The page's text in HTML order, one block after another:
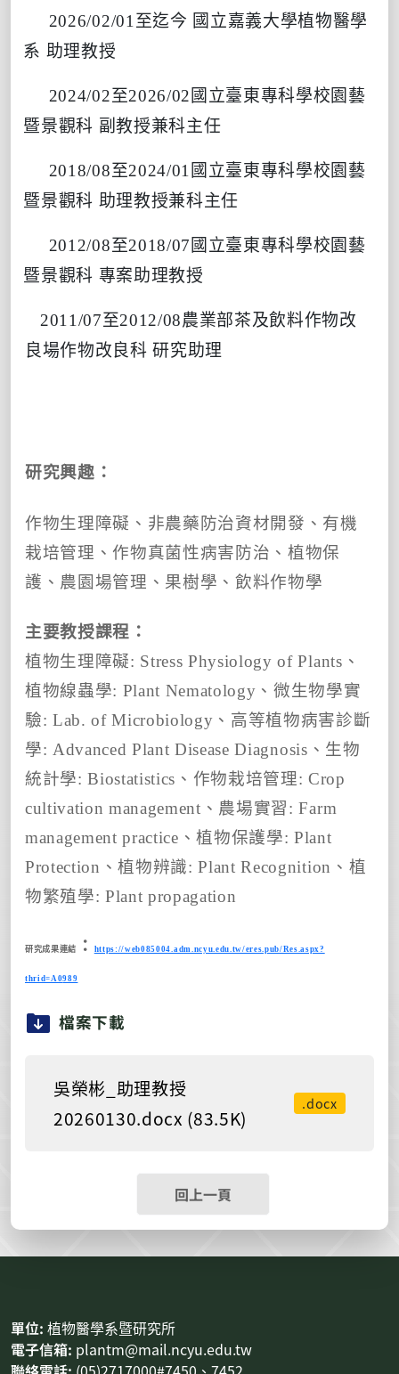
2026/02/01至迄今 國立嘉義大學植物醫學
系 助理教授
2024/02至2026/02國立臺東專科學校園藝
暨景觀科 副教授兼科主任
2018/08至2024/01國立臺東專科學校園藝
暨景觀科 助理教授兼科主任
2012/08至2018/07國立臺東專科學校園藝
暨景觀科 專案助理教授
2011/07至2012/08農業部茶及飲料作物改
良場作物改良科 研究助理
研究興趣：
作物生理障礙、非農藥防治資材開發、有機
栽培管理、作物真菌性病害防治、植物保
護、農園場管理、果樹學、飲料作物學
主要教授課程：
植物生理障礙: Stress Physiology of Plants、
植物線蟲學: Plant Nematology、微生物學實
驗: Lab. of Microbiology、高等植物病害診斷
學: Advanced Plant Disease Diagnosis、生物
統計學: Biostatistics、作物栽培管理: Crop
cultivation management、農場實習: Farm
management practice、植物保護學: Plant
Protection、植物辨識: Plant Recognition、植
物繁殖學: Plant propagation
研究成果連結 ： https://web085004.adm.ncyu.edu.tw/eres.pub/Res.aspx?
thrid=A0989
檔案下載
吳榮彬_助理教授
20260130.docx (83.5K)
.docx
回上一頁
單位: 植物醫學系暨研究所
電子信箱: plantm@mail.ncyu.edu.tw